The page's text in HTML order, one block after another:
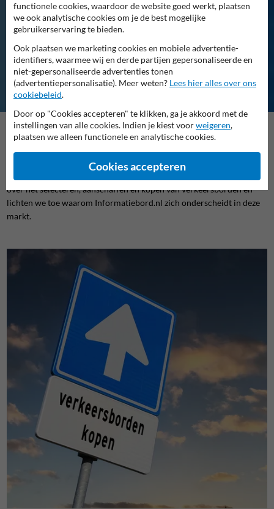
Waar kun je verkeersborden
kopen?
Veelgestelde vragen over verkeersborden kopen
Verkeersborden spelen een essentiële rol in de verkeersveiligheid en
verkeer. Maar waar koop je verkeersborden voor je gemeente,
bedrijfsterrein of privé-eigendom? Op deze pagina delen we alles
over het selecteren, aanschaffen en kopen van verkeersborden en
lichten we toe waarom Informatiebord.nl zich onderscheidt in deze
markt.
functionele cookies, waardoor de website goed werkt, plaatsen
we ook analytische cookies om je de best mogelijke
gebruikerservaring te bieden.
Ook plaatsen we marketing cookies en mobiele advertentie-
identifiers, waarmee wij en derde partijen gepersonaliseerde en
niet-gepersonaliseerde advertenties tonen
(advertentiepersonalisatie). Meer weten? Lees hier alles over ons
cookiebeleid.
Door op "Cookies accepteren" te klikken, ga je akkoord met de
instellingen van alle cookies. Indien je kiest voorweigeren,
plaatsen we alleen functionele en analytische cookies.
Cookies accepteren